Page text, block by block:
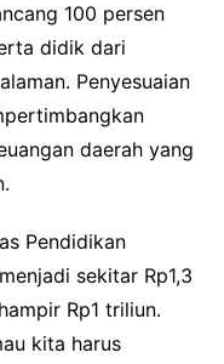
100 persen
didik dari
Penyesuaian
daerah yang
Pendidikan
sekitar Rp1,3
Rp1 triliun.
kita harus